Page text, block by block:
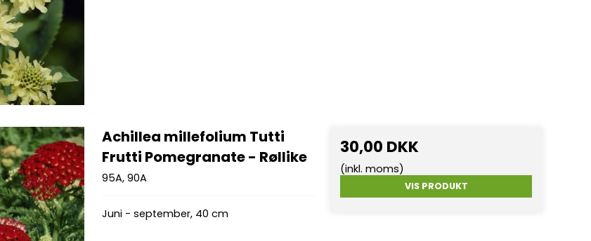
Achillea millefolium Tutti
Frutti Pomegranate - Røllike
95A, 90A
Juni - september, 40 cm
30,00 DKK
(inkl. moms)
VIS PRODUKT